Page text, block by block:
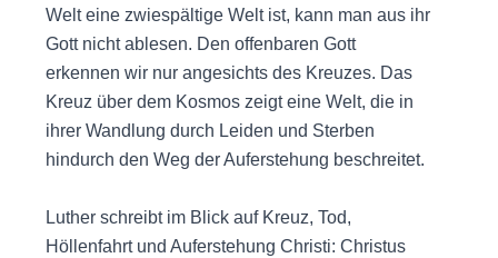
Welt eine zwiespältige Welt ist, kann man aus ihr
Gott nicht ablesen. Den offenbaren Gott
erkennen wir nur angesichts des Kreuzes. Das
Kreuz über dem Kosmos zeigt eine Welt, die in
ihrer Wandlung durch Leiden und Sterben
hindurch den Weg der Auferstehung beschreitet.
Luther schreibt im Blick auf Kreuz, Tod,
Höllenfahrt und Auferstehung Christi: Christus